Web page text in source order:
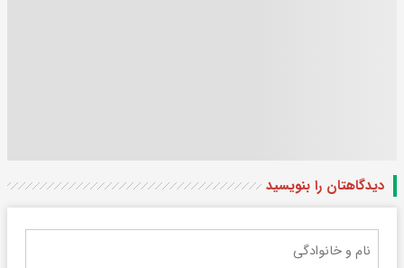
دیدگاهتان را بنویسید